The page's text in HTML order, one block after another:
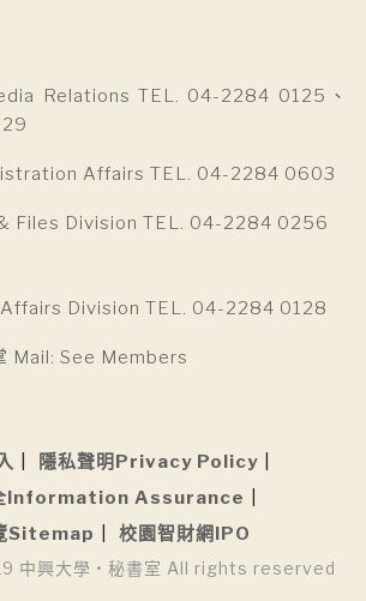
Relations TEL. 04-2284 0125、
Affairs TEL. 04-2284 0603
Division TEL. 04-2284 0256
Division TEL. 04-2284 0128
Mail: See Members
隱私聲明Privacy Policy
Information Assurance
Sitemap
校園智財網IPO
中興大學 • 秘書室 All rights reserved